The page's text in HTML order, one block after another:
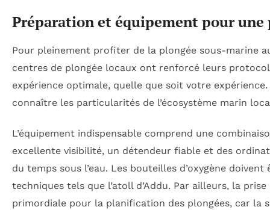
Préparation et équipement pour une
Pour pleinement profiter de la plongée sous-marine
centres de plongée locaux ont renforcé leurs
expérience optimale, quelle que soit votre
connaître les particularités de l’écosystème marin
L’équipement indispensable comprend une
excellente visibilité, un détendeur fiable et des
du temps sous l’eau. Les bouteilles d’oxygène
techniques tels que l’atoll d’Addu. Par ailleurs, la
primordiale pour la planification des plongées, car la